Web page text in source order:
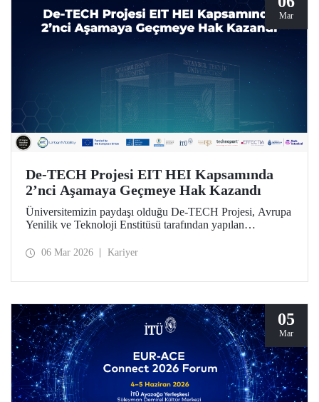
Mar
De-TECH Projesi EIT HEI Kapsamında
2’nci Aşamaya Geçmeye Hak Kazandı
Üniversitemizin paydaşı olduğu De-TECH Projesi, Avrupa
Yenilik ve Teknoloji Enstitüsü tarafından yapılan
bulundu.
06 Mar 2026 Kariyer
05
Mar